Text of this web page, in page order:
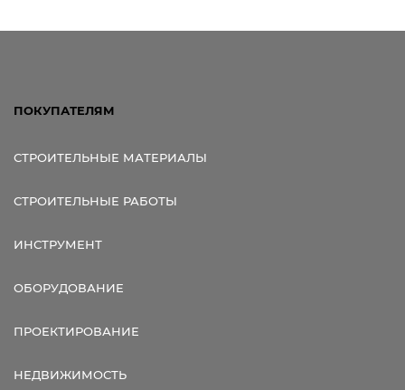
ПОКУПАТЕЛЯМ
СТРОИТЕЛЬНЫЕ МАТЕРИАЛЫ
СТРОИТЕЛЬНЫЕ РАБОТЫ
ИНСТРУМЕНТ
ОБОРУДОВАНИЕ
ПРОЕКТИРОВАНИЕ
НЕДВИЖИМОСТЬ